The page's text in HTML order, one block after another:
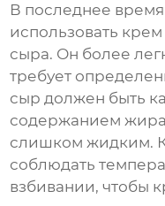
В последнее
использовать
сыра. Он более
требует
сыр должен быть
содержанием
слишком жидким.
соблюдать
взбивании, чтобы